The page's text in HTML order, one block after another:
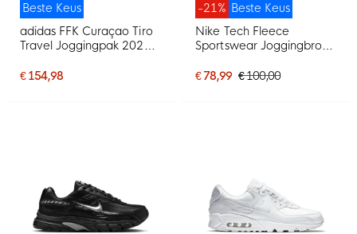
Beste Keus
adidas FFK Curaçao Tiro
Travel Joggingpak 2026-
€ 154,98
Beste Keus
-21%
Nike Tech Fleece
Sportswear Joggingbroek
€ 78,99 € 100,00